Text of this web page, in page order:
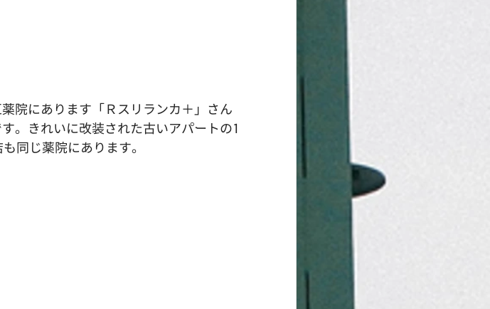
院にあります「Ｒスリランカ＋」さん
。きれいに改装された古いアパートの1
同じ薬院にあります。